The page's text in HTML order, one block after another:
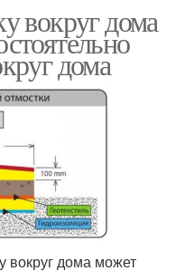
вокруг дома
дома
вокруг дома может